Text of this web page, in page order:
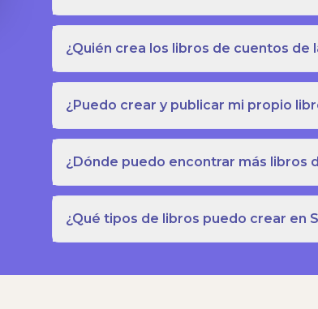
¿Quién crea los libros de cuentos de
¿Puedo crear y publicar mi propio
¿Dónde puedo encontrar más libros
¿Qué tipos de libros puedo crear en